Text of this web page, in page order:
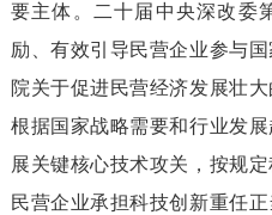
要主体。
二十届中央深改委
励、有效引导民营企业参与国
院关于促进民营经济发展壮
根据国家战略需要和行业发
展关键核心技术攻关，按规
民营企业承担科技创新重任